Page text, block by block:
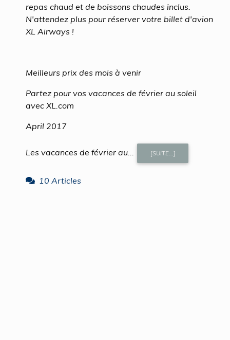
repas chaud et de boissons chaudes inclus.
N'attendez plus pour réserver votre billet d'avion
XL Airways !
Meilleurs prix des mois à venir
Partez pour vos vacances de février au soleil
avec XL.com
April 2017
Les vacances de février au... [SUITE...]
10 Articles